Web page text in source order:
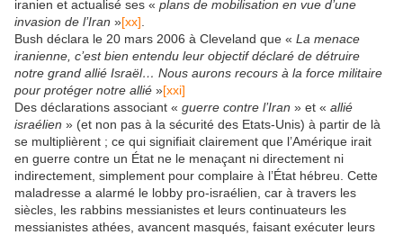
iranien et actualisé ses « plans de mobilisation en vue d’une
invasion de l’Iran »[xx]
Bush déclara le 20 mars 2006 à Cleveland que « La menace
iranienne, c’est bien entendu leur objectif déclaré de détruire
notre grand allié Israël… Nous aurons recours à la force militaire
pour protéger notre allié »[xxi]
Des déclarations associant « guerre contre l’Iran » et « allié
israélien » (et non pas à la sécurité des Etats-Unis) à partir de là
se multiplièrent ; ce qui signifiait clairement que l’Amérique irait
en guerre contre un État ne le menaçant ni directement ni
indirectement, simplement pour complaire à l’État hébreu. Cette
maladresse a alarmé le lobby pro-israélien, car à travers les
siècles, les rabbins messianistes et leurs continuateurs les
messianistes athées, avancent masqués, faisant exécuter leurs